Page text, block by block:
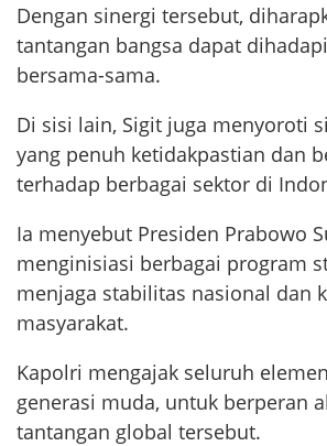
Dengan sinergi tersebut,
tantangan bangsa dapat
bersama-sama.
Di sisi lain, Sigit juga menyoroti
yang penuh ketidakpastian dan
terhadap berbagai sektor di
Ia menyebut Presiden Prabowo
menginisiasi berbagai program
menjaga stabilitas nasional dan
masyarakat.
Kapolri mengajak seluruh
generasi muda, untuk berperan
tantangan global tersebut.